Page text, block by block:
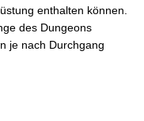
enthalten können.
des Dungeons
je nach Durchgang